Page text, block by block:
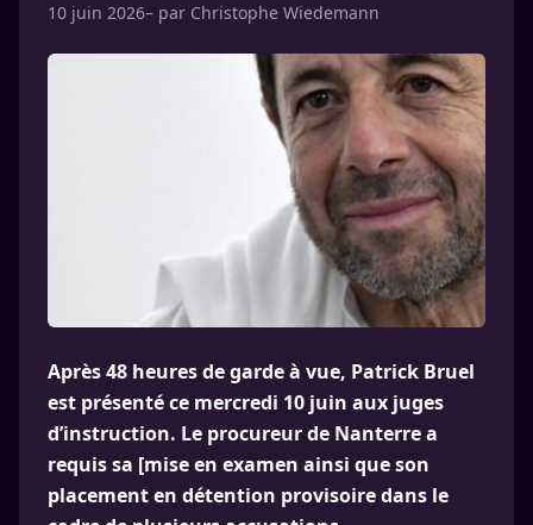
10 juin 2026– par Christophe Wiedemann
Après 48 heures de garde à vue, Patrick Bruel
est présenté ce mercredi 10 juin aux juges
d’instruction. Le procureur de Nanterre a
requis sa [mise en examen ainsi que son
placement en détention provisoire dans le